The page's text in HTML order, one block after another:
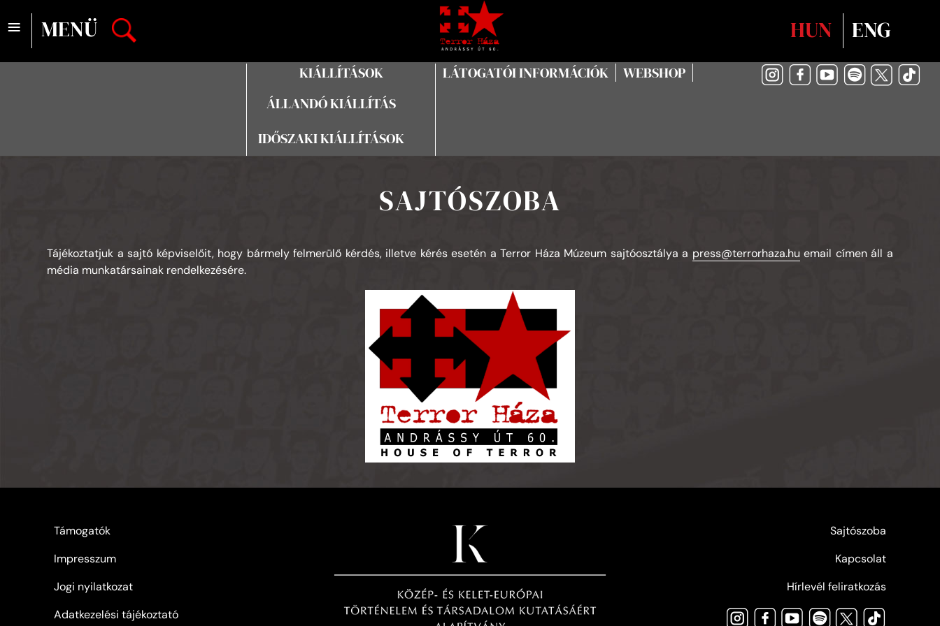
MENÜ
≡ HUN ENG
KIÁLLÍTÁSOK
ÁLLANDÓ KIÁLLÍTÁS
IDŐSZAKI KIÁLLÍTÁSOK
LÁTOGATÓI INFORMÁCIÓK WEBSHOP
SAJTÓSZOBA
Tájékoztatjuk a sajtó képviselőit, hogy bármely felmerülő kérdés, illetve kérés esetén a Terror Háza Múzeum sajtóosztálya a press@terrorhaza.hu email címen áll a
média munkatársainak rendelkezésére.
Támogatók
Impresszum
Jogi nyilatkozat
Adatkezelési tájékoztató
Sajtószoba
Kapcsolat
Hírlevél feliratkozás